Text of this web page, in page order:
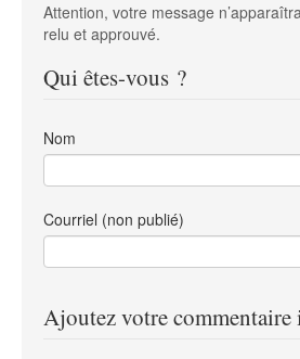
Attention, votre message
relu et approuvé.
Qui êtes-vous ?
Nom
Courriel (non publié)
Ajoutez votre commentaire